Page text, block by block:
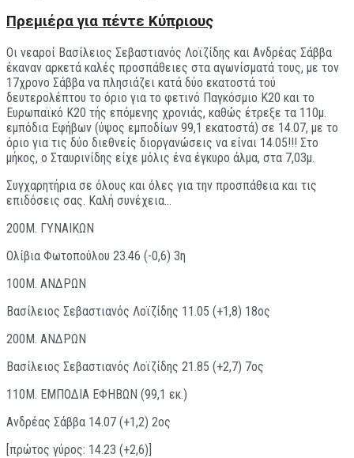
Πρεμιέρα για πέντε Κύπριους
Οι νεαροί Βασίλειος Σεβαστιανός Λοϊζίδης και Ανδρέας Σάββα
έκαναν αρκετά καλές προσπάθειες στα αγωνίσματά τους, με τον
17χρονο Σάββα να πλησιάζει κατά δύο εκατοστά τού
δευτερολέπτου το όριο για το φετινό Παγκόσμιο Κ20 και το
Ευρωπαϊκό Κ20 τής επόμενης χρονιάς, καθώς έτρεξε τα 110μ.
εμπόδια Εφήβων (ύψος εμποδίων 99,1 εκατοστά) σε 14.07, με το
όριο για τις δύο διεθνείς διοργανώσεις να είναι 14.05!!! Στο
μήκος, ο Σταυρινίδης είχε μόλις ένα έγκυρο άλμα, στα 7,03μ.
Συγχαρητήρια σε όλους και όλες για την προσπάθεια και τις
επιδόσεις σας. Καλή συνέχεια…
200Μ. ΓΥΝΑΙΚΩΝ
Ολίβια Φωτοπούλου 23.46 (-0,6) 3η
100Μ. ΑΝΔΡΩΝ
Βασίλειος Σεβαστιανός Λοϊζίδης 11.05 (+1,8) 18ος
200Μ. ΑΝΔΡΩΝ
Βασίλειος Σεβαστιανός Λοϊζίδης 21.85 (+2,7) 7ος
110Μ. ΕΜΠΟΔΙΑ ΕΦΗΒΩΝ (99,1 εκ.)
Ανδρέας Σάββα 14.07 (+1,2) 2ος
[πρώτος γύρος: 14.23 (+2,6)]